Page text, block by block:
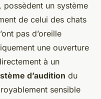
, possèdent un système
de celui des chats
pas d’oreille
une ouverture
à un
d’audition du
sensible